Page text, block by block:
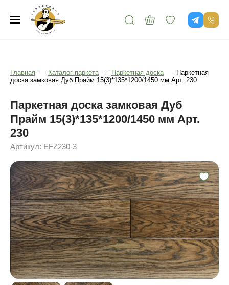
Главная — Каталог паркета — Паркетная доска — Паркетная
доска замковая Дуб Прайм 15(3)*135*1200/1450 мм Арт. 230
Паркетная доска замковая Дуб
Прайм 15(3)*135*1200/1450 мм Арт.
230
Артикул: EFZ230-3